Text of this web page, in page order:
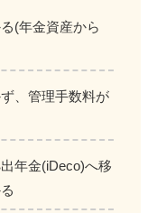
(年金資産から
、管理手数料が
年金(iDeco)へ移